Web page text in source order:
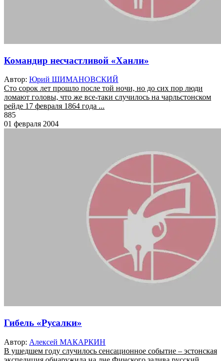
Командир несчастливой «Ханли»
Автор: Юрий ШИМАНОВСКИЙ
Сто сорок лет прошло после той ночи, но до сих пор люди
ломают головы, что же все-таки случилось на чарльстонском
рейде 17 февраля 1864 года ...
885
01 февраля 2004
Гибель «Русалки»
Автор: Алексей МАКАРКИН
В ушедшем году случилось сенсационное событие – эстонская